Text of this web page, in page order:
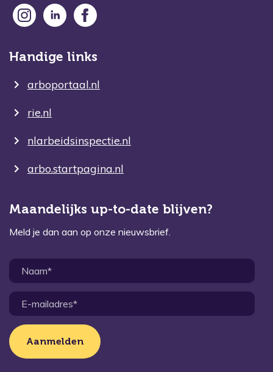
Handige links
arboportaal.nl
rie.nl
nlarbeidsinspectie.nl
arbo.startpagina.nl
Maandelijks up-to-date blijven?
Meld je dan aan op onze nieuwsbrief.
Aanmelden